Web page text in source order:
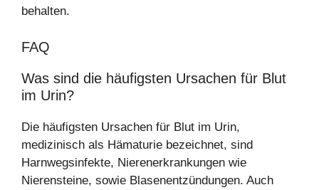
behalten.
FAQ
Was sind die häufigsten Ursachen für Blut
im Urin?
Die häufigsten Ursachen für Blut im Urin,
medizinisch als Hämaturie bezeichnet, sind
Harnwegsinfekte, Nierenerkrankungen wie
Nierensteine, sowie Blasenentzündungen. Auch